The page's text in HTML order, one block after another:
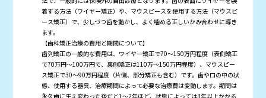
着する方法（ワイヤー矯正）や、マウスピースを使用する方法（マウスピ
ース矯正）で、少しづつ歯を動かし、よく噛める正しいかみ合わせに導き
ます。
【歯科矯正治療の費用と期間について】
歯列矯正の一般的な費用は、ワイヤー矯正で70～150万円程度（表側矯正
で70万円～100万円で、裏側矯正は110万～150万円程度）、マウスピー
ス矯正で30～90万円程度（片側、部分矯正も含む）です。歯や口の中の状
態、使用する器具、治療期間によって必要な治療費は変動します。期間は
永久歯に生え変わった後だと1～2年ほど、状態によっては3年以上かかる